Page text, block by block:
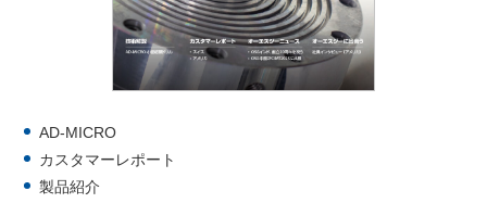
AD-MICRO
カスタマーレポート
製品紹介